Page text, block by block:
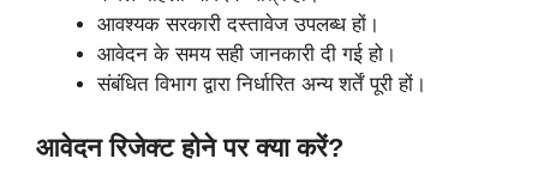
आवश्यक सरकारी दस्तावेज उपलब्ध हों।
आवेदन के समय सही जानकारी दी गई हो।
संबंधित विभाग द्वारा निर्धारित अन्य शर्तें पूरी हों।
आवेदन रिजेक्ट होने पर क्या करें?